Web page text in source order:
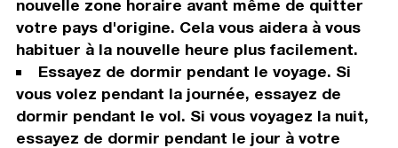
nouvelle zone horaire avant même de quitter
votre pays d'origine. Cela vous aidera à vous
habituer à la nouvelle heure plus facilement.
Essayez de dormir pendant le voyage. Si
vous volez pendant la journée, essayez de
dormir pendant le vol. Si vous voyagez la nuit,
essayez de dormir pendant le jour à votre